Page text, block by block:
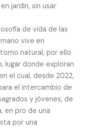
jardín, sin usar
de vida de las
vive en
natural, por ello
lugar donde exploran
el cual, desde 2022,
el intercambio de
y jóvenes, de
en pro de una
por una